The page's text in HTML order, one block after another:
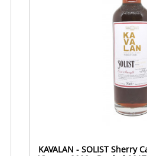
KAVALAN - SOLIST Sherry